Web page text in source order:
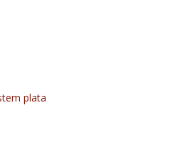
plata